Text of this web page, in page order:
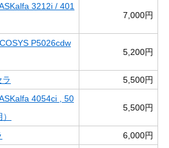
3212i / 401
7,000円
P5026cdw
5,200円
5,500円
4054ci , 50
5,500円
6,000円